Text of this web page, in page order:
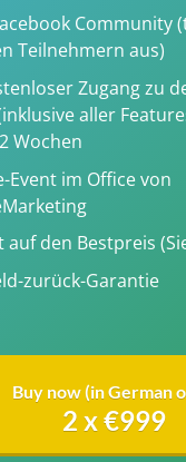
Community
Teilnehmern aus)
Zugang zu
aller
Wochen
Event im Office von
auf den Bestpreis
zurück-Garantie
Buy now (in German
2 x €999